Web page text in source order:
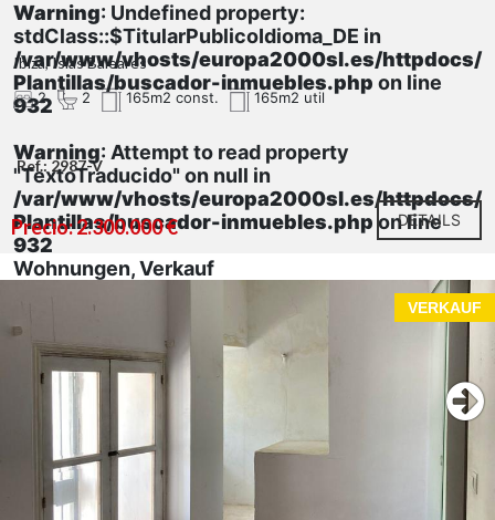
Warning: Undefined property:
stdClass::$TitularPublicoIdioma_DE in
/var/www/vhosts/europa2000sl.es/httpdocs/
Plantillas/buscador-inmuebles.php on line
932
Warning: Attempt to read property
"TextoTraducido" on null in
/var/www/vhosts/europa2000sl.es/httpdocs/
Plantillas/buscador-inmuebles.php on line
932
Wohnungen, Verkauf
Ibiza, Islas Baleares
2 2 165m2 const. 165m2 util
Ref.: 2987-V
Precio: 2.300.000 € DETAILS
VERKAUF